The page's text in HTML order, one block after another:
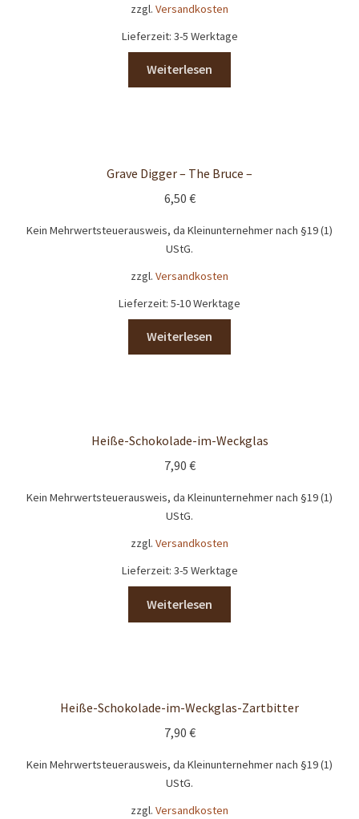
zzgl. Versandkosten
Lieferzeit: 3-5 Werktage
Weiterlesen
Grave Digger – The Bruce –
6,50 €
Kein Mehrwertsteuerausweis, da Kleinunternehmer nach §19 (1)
UStG.
zzgl. Versandkosten
Lieferzeit: 5-10 Werktage
Weiterlesen
Heiße-Schokolade-im-Weckglas
7,90 €
Kein Mehrwertsteuerausweis, da Kleinunternehmer nach §19 (1)
UStG.
zzgl. Versandkosten
Lieferzeit: 3-5 Werktage
Weiterlesen
Heiße-Schokolade-im-Weckglas-Zartbitter
7,90 €
Kein Mehrwertsteuerausweis, da Kleinunternehmer nach §19 (1)
UStG.
zzgl. Versandkosten